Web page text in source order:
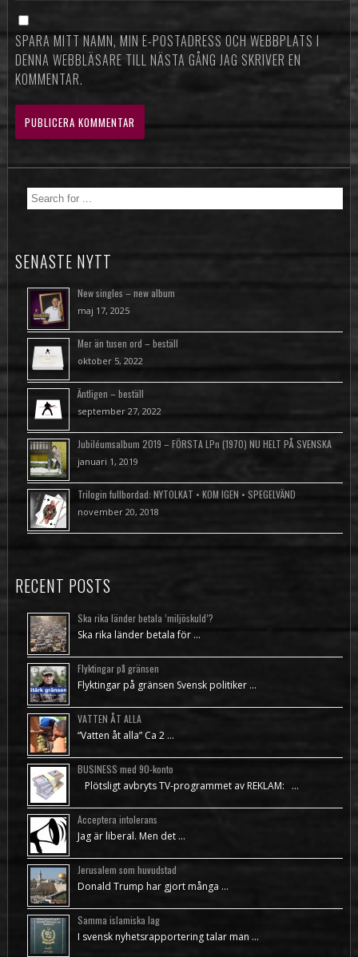
SPARA MITT NAMN, MIN E-POSTADRESS OCH WEBBPLATS I
DENNA WEBBLÄSARE TILL NÄSTA GÅNG JAG SKRIVER EN
KOMMENTAR.
SENASTE NYTT
New singles – new album
maj 17, 2025
Mer än tusen ord – beställ
oktober 5, 2022
Äntligen – beställ
september 27, 2022
Jubiléumsalbum 2019 – FÖRSTA LPn (1970) NU HELT PÅ SVENSKA
januari 1, 2019
Trilogin fullbordad: NYTOLKAT • KOM IGEN • SPEGELVÄND
november 20, 2018
RECENT POSTS
Ska rika länder betala ’miljöskuld’?
Ska rika länder betala för …
Flyktingar på gränsen
Flyktingar på gränsen Svensk politiker …
VATTEN ÅT ALLA
“Vatten åt alla” Ca 2 …
BUSINESS med 90-konto
Plötsligt avbryts TV-programmet av REKLAM: …
Acceptera intolerans
Jag är liberal. Men det …
Jerusalem som huvudstad
Donald Trump har gjort många …
Samma islamiska lag
I svensk nyhetsrapportering talar man …